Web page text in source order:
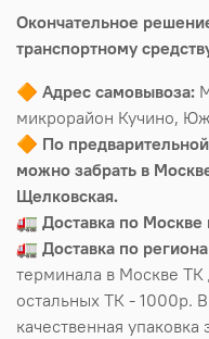
Окончательное
транспортному
🔶 Адрес самовывоза:
микрорайон Кучино,
🔶 По
можно забрать в
Щелковская.
🚛 Доставка по
🚛 Доставка по
терминала в Москве
остальных ТК - 1000р.
качественная